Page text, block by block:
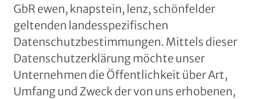
GbR ewen, knapstein, lenz, schönfelder
geltenden landesspezifischen
Datenschutzbestimmungen. Mittels dieser
Datenschutzerklärung möchte unser
Unternehmen die Öffentlichkeit über Art,
Umfang und Zweck der von uns erhobenen,